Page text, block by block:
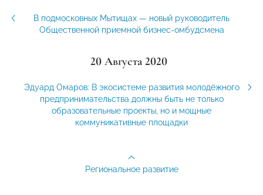
В подмосковных Мытищах — новый руководитель
Общественной приемной бизнес-омбудсмена
20 Августа 2020
Эдуард Омаров: В экосистеме развития молодёжного
предпринимательства должны быть не только
образовательные проекты, но и мощные
коммуникативные площадки
Региональное развитие